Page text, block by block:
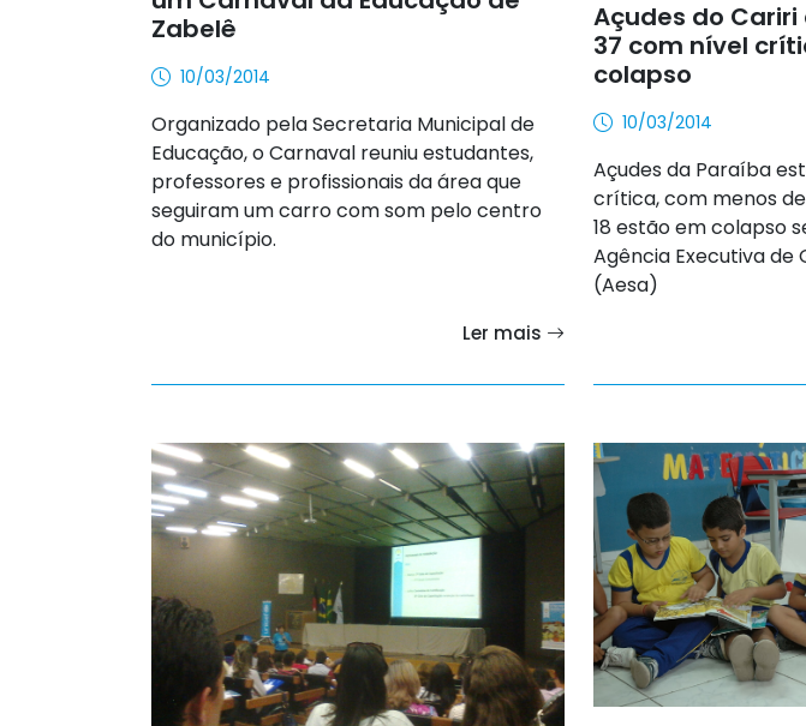
Zabelê
10/03/2014
Organizado pela Secretaria Municipal de
Educação, o Carnaval reuniu estudantes,
professores e profissionais da área que
seguiram um carro com som pelo centro
do município.
Ler mais
Açudes do
37 com nível
colapso
10/03/2014
Açudes da Paraíba
crítica, com menos
18 estão em colapso
Agência Executiva de
(Aesa)